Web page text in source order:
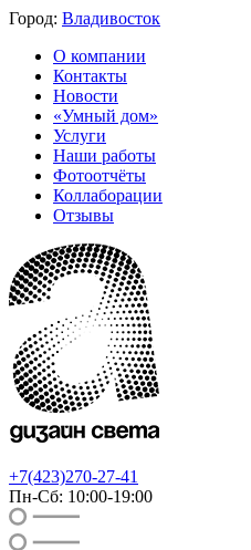
Город: Владивосток
О компании
Контакты
Новости
«Умный дом»
Услуги
Наши работы
Фотоотчёты
Коллаборации
Отзывы
+7(423)270-27-41
Пн-Сб: 10:00-19:00